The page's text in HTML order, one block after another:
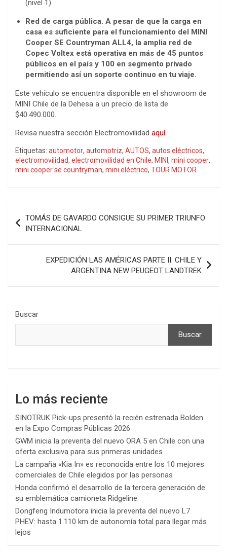
(nivel 1).
Red de carga pública. A pesar de que la carga en
casa es suficiente para el funcionamiento del MINI
Cooper SE Countryman ALL4, la amplia red de
Copec Voltex está operativa en más de 45 puntos
públicos en el país y 100 en segmento privado
permitiendo así un soporte continuo en tu viaje.
Este vehículo se encuentra disponible en el showroom de
MINI Chile de la Dehesa a un precio de lista de
$40.490.000.
Revisa nuestra sección Electromovilidad aquí.
Etiquetas: automotor, automotriz, AUTOS, autos eléctricos,
electromovilidad, electromovilidad en Chile, MINI , mini cooper,
mini cooper se countryman, mini eléctrico, TOUR MOTOR
Navegación
de
entradas
TOMÁS DE GAVARDO CONSIGUE SU PRIMER TRIUNFO
INTERNACIONAL
EXPEDICIÓN LAS AMÉRICAS PARTE II: CHILE Y
ARGENTINA NEW PEUGEOT LANDTREK
Buscar
Buscar
Lo más reciente
SINOTRUK Pick-ups presentó la recién estrenada Bolden
en la Expo Compras Públicas 2026
GWM inicia la preventa del nuevo ORA 5 en Chile con una
oferta exclusiva para sus primeras unidades
La campaña «Kia In» es reconocida entre los 10 mejores
comerciales de Chile elegidos por las personas
Honda confirmó el desarrollo de la tercera generación de
su emblemática camioneta Ridgeline
Dongfeng Indumotora inicia la preventa del nuevo L7
PHEV: hasta 1.110 km de autonomía total para llegar más
lejos